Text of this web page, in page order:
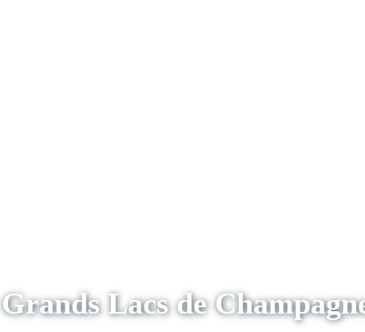
Grands Lacs de